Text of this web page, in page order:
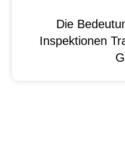
Die
Inspektionen